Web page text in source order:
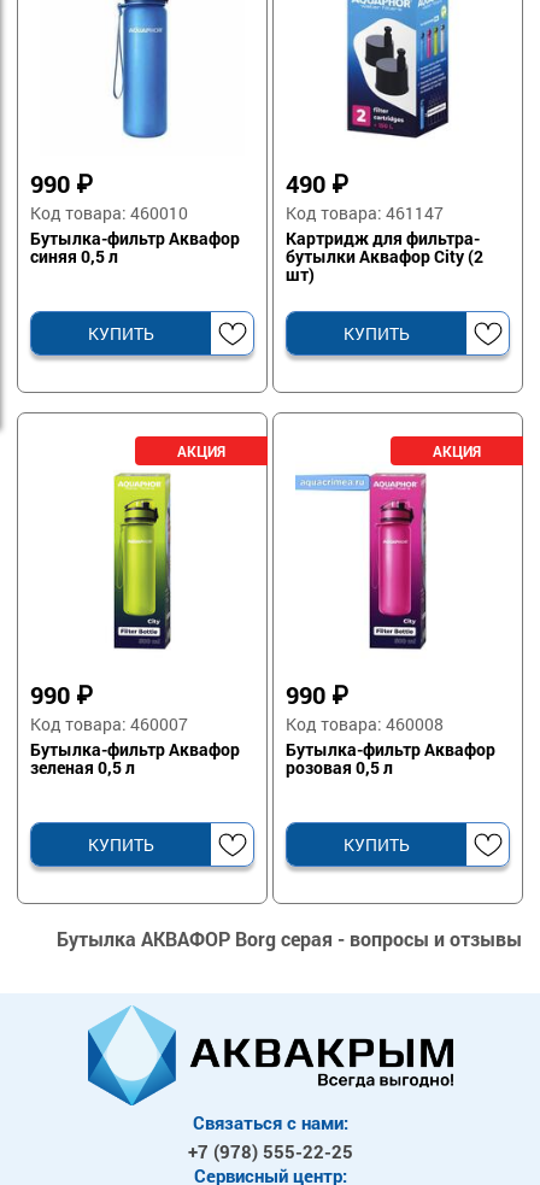
990 ₽
Код товара: 460010
Бутылка-фильтр Аквафор
синяя 0,5 л
КУПИТЬ
490 ₽
Код товара: 461147
Картридж для фильтра-
бутылки Аквафор City (2
шт)
КУПИТЬ
990 ₽
Код товара: 460007
Бутылка-фильтр Аквафор
зеленая 0,5 л
КУПИТЬ
990 ₽
Код товара: 460008
Бутылка-фильтр Аквафор
розовая 0,5 л
КУПИТЬ
Бутылка АКВАФОР Borg серая - вопросы и отзывы
Связаться с нами:
+7 (978) 555-22-25
Сервисный центр: